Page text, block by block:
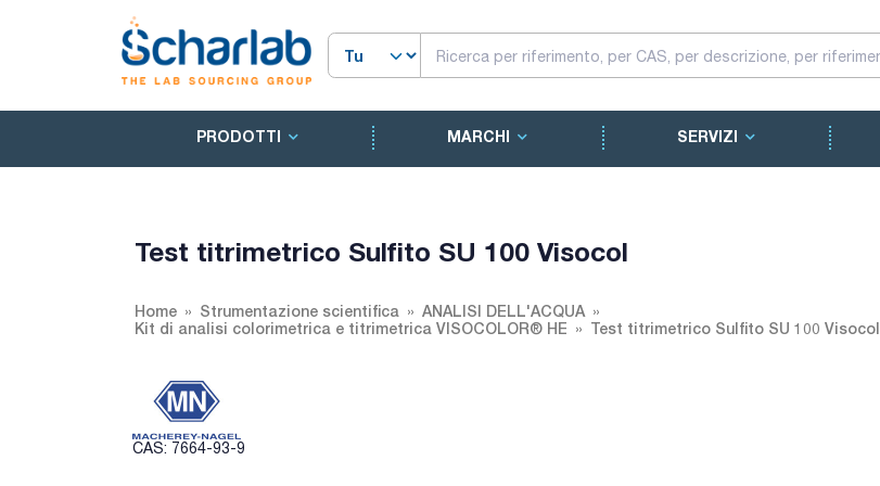
PRODOTTI MARCHI SERVIZI
Test titrimetrico Sulfito SU 100 Visocol
Home Strumentazione scientifica
ANALISI DELL'ACQUA
Kit di analisi colorimetrica e titrimetrica VISOCOLOR® HE
Test titrimetrico Sulfito SU 100 Visocol
CAS: 7664-93-9